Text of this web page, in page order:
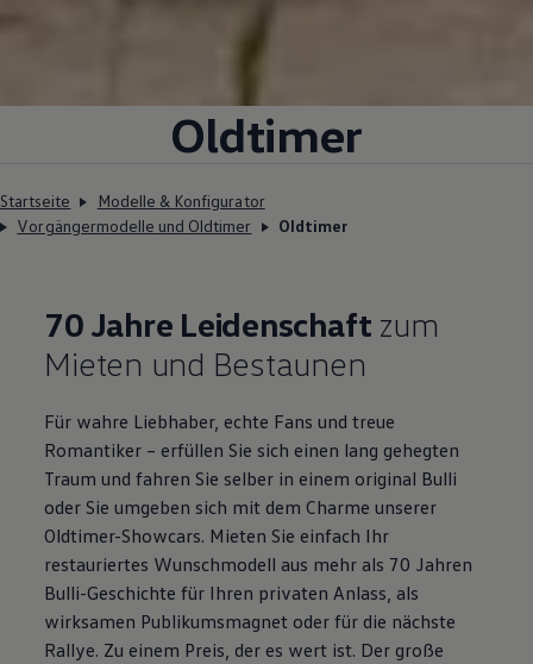
Oldtimer
Startseite
Modelle & Konfigurator
Vorgängermodelle und Oldtimer
Oldtimer
70 Jahre Leidenschaft zum
Mieten und Bestaunen
Für wahre Liebhaber, echte Fans und treue
Romantiker – erfüllen Sie sich einen lang gehegten
Traum und fahren Sie selber in einem original Bulli
oder Sie umgeben sich mit dem Charme unserer
Oldtimer-Showcars. Mieten Sie einfach Ihr
restauriertes Wunschmodell aus mehr als 70 Jahren
Bulli-Geschichte für Ihren privaten Anlass, als
wirksamen Publikumsmagnet oder für die nächste
Rallye. Zu einem Preis, der es wert ist. Der große